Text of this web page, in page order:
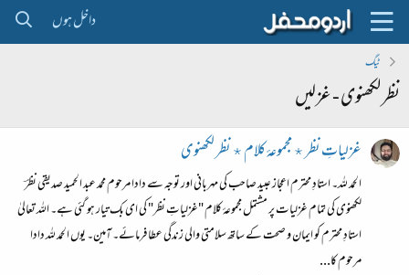
داخل ہوں
ٹیگ
نظر لکھنوی - غزلیں
غزلیاتِ نظر ٭ مجموعۂ کلام ٭ نظر لکھنوی
الحمد للہ۔ استادِ محترم اعجاز عبید صاحب کی مہربانی اور توجہ سے دادا مرحوم محمد عبد الحمید صدیقی نظرؔ
لکھنوی کی تمام غزلیات پر مشتمل مجموعۂ کلام "غزلیاتِ نظر" کی ای بک تیار ہو گئی ہے۔ اللہ تعالیٰ
استادِ محترم کو ایمان و صحت کے ساتھ سلامتی والی زندگی عطا فرمائے۔ آمین۔ یوں الحمد للہ دادا
مرحوم کا...